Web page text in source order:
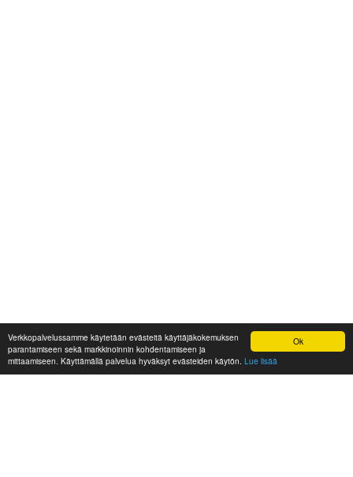
Ok
Verkkopalvelussamme käytetään evästeitä käyttäjäkokemuksen
parantamiseen sekä markkinoinnin kohdentamiseen ja
mittaamiseen. Käyttämällä palvelua hyväksyt evästeiden käytön. Lue lisää